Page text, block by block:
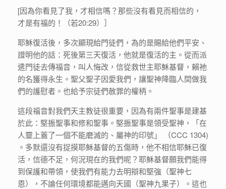
[因為你看見了我，才相信嗎？那些沒有看見而相信的，
才是有福的！（若20:29）］
耶穌復活後，多次顯現給門徒們，為的是賜給他們平安、
證明他的話：死後第三天復活，他就是復活的主。從而派
遣門徒去傳福音，叫人悔改，信從救世主耶穌基督，賴祂
的名獲得永生。聖父聖子因愛我們，讓聖神降臨人間做我
們的護慰者。也給予宗徒們赦罪的權柄。
這段福音對我們天主教徒很重要，因為有兩件聖事是建基
於此：堅振聖事和修和聖事。堅振聖事是領受聖神，「在
人靈上蓋了一個不能磨滅的、屬神的印號」 （CCC 1304)
。多默還沒有捉摸耶穌基督的五傷時，他不相信耶穌已復
活，信德不足，何況現在的我們呢？耶穌基督願我們能得
到保護和帶領，使我們有能力去明辯和堅強（聖神七
恩），不論任何環境都能邁向天國（聖神九果子）。這也